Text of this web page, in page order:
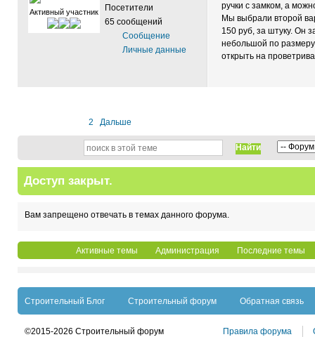
Активный участник
Посетители
65 сообщений
Сообщение
Личные данные
ручки с замком, а
Мы выбрали второй
150 руб, за штуку. Он
небольшой по
открыть на
2 Дальше
Найти
Доступ закрыт.
Вам запрещено отвечать в темах данного форума.
Активные темы Администрация Последние темы
Строительный Блог Строительный форум Обратная связь
©2015-2026 Строительный форум Правила форума